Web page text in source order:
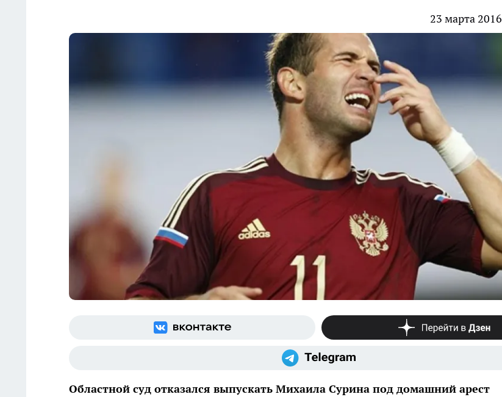
23 марта 2016
Областной суд отказался выпускать Михаила Сурина под домашний арест